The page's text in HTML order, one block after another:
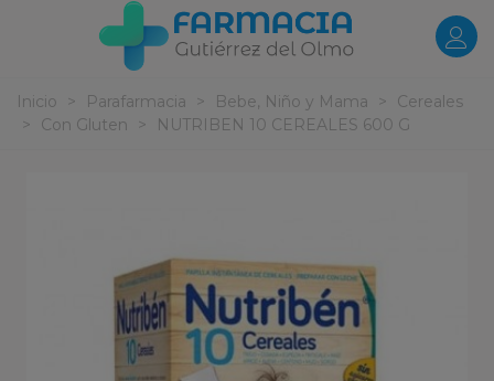
Inicio > Parafarmacia > Bebe, Niño y Mama >
Cereales
>
Con Gluten > NUTRIBEN 10 CEREALES 600 G